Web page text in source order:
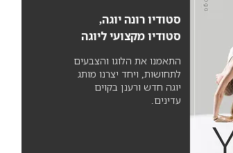
סטודיו רונה יוגה,
סטודיו מקצועי ליוגה
התאמנו את הלוגו והצבעים
לתחושות, ויחד יצרנו מותג
יוגה חדש ורענן בקוים
עדינים.